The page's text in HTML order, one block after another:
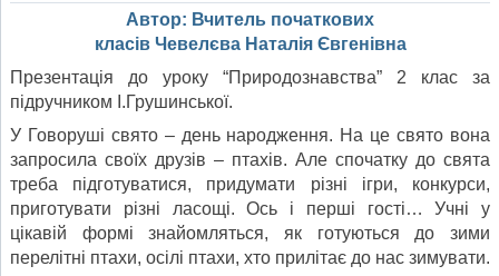
Автор: Вчитель початкових
класів Чевелєва Наталія Євгенівна
Презентація до уроку “Природознавства” 2 клас за
підручником І.Грушинської.
У Говоруші свято – день народження. На це свято вона
запросила своїх друзів – птахів. Але спочатку до свята
треба підготуватися, придумати різні ігри, конкурси,
приготувати різні ласощі. Ось і перші гості… Учні у
цікавій формі знайомляться, як готуються до зими
перелітні птахи, осілі птахи, хто прилітає до нас зимувати.